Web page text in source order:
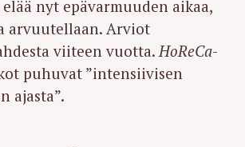
nyt epävarmuuden aikaa,
arvuutellaan. Arviot
viiteen vuotta.HoReCa-
puhuvat ”intensiivisen
ajasta”.